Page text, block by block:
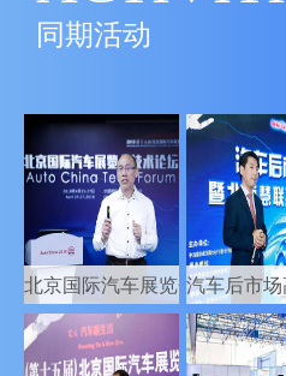
同期活动
北京国际汽车展览会技术论坛
汽车后市